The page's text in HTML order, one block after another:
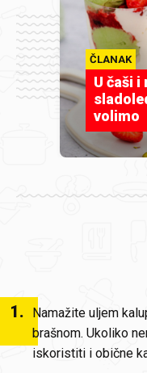
ČLANAK
U čaši i
volimo
1.
Namažite uljem
brašnom. Ukoliko
iskoristiti i obične